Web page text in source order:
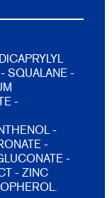
SQUALANE -
-
-
-
-
- ZINC